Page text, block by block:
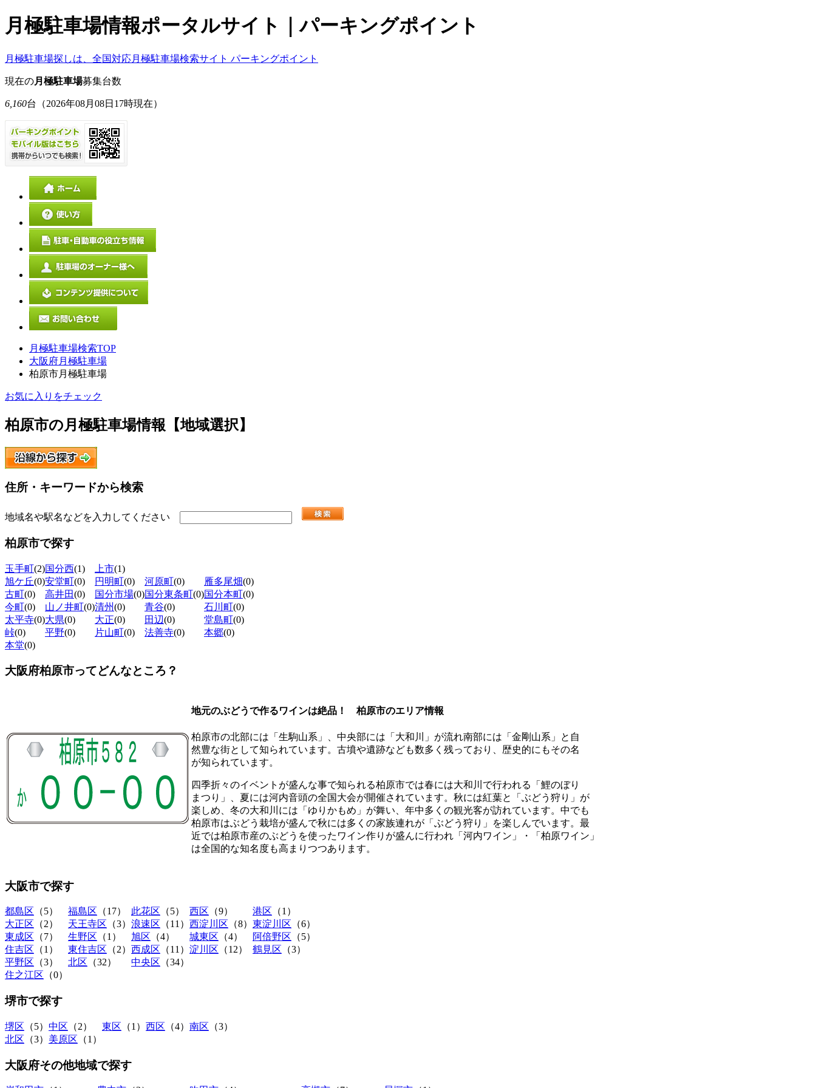
月極駐車場情報ポータルサイト｜パーキングポイント
月極駐車場探しは、全国対応月極駐車場検索サイト パーキングポイント
現在の月極駐車場募集台数
6,160台 （2026年08月08日17時現在）
月極駐車場検索TOP
大阪府月極駐車場
柏原市月極駐車場
お気に入りをチェック
柏原市の月極駐車場情報【地域選択】
住所・キーワードから検索
地域名や駅名などを入力してください
柏原市で探す
玉手町(2)国分西(1) 上市(1)
旭ケ丘(0)安堂町(0) 円明町(0) 河原町(0) 雁多尾畑(0)
古町(0) 高井田(0) 国分市場(0)国分東条町(0)国分本町(0)
今町(0) 山ノ井町(0)清州(0) 青谷(0) 石川町(0)
太平寺(0)大県(0) 大正(0) 田辺(0) 堂島町(0)
峠(0) 平野(0) 片山町(0) 法善寺(0) 本郷(0)
本堂(0)
大阪府柏原市ってどんなところ？
地元のぶどうで作るワインは絶品！ 柏原市のエリア情報
柏原市の北部には「生駒山系」、中央部には「大和川」が流れ南部には「金剛山系」と自
然豊な街として知られています。古墳や遺跡なども数多く残っており、歴史的にもその名
が知られています。
四季折々のイベントが盛んな事で知られる柏原市では春には大和川で行われる「鯉のぼり
まつり」、夏には河内音頭の全国大会が開催されています。秋には紅葉と「ぶどう狩り」が
楽しめ、冬の大和川には「ゆりかもめ」が舞い、年中多くの観光客が訪れています。中でも
柏原市はぶどう栽培が盛んで秋には多くの家族連れが「ぶどう狩り」を楽しんでいます。最
近では柏原市産のぶどうを使ったワイン作りが盛んに行われ「河内ワイン」・「柏原ワイン」
は全国的な知名度も高まりつつあります。
大阪市で探す
都島区 （5） 福島区 （17） 此花区 （5） 西区 （9） 港区 （1）
大正区 （2） 天王寺区 （3） 浪速区 （11） 西淀川区 （8） 東淀川区 （6）
東成区 （7） 生野区 （1） 旭区 （4） 城東区 （4） 阿倍野区 （5）
住吉区 （1） 東住吉区 （2） 西成区 （11） 淀川区 （12） 鶴見区 （3）
平野区 （3） 北区 （32） 中央区 （34）
住之江区 （0）
堺市で探す
堺区 （5） 中区 （2） 東区 （1） 西区 （4） 南区 （3）
北区 （3） 美原区 （1）
大阪府その他地域で探す